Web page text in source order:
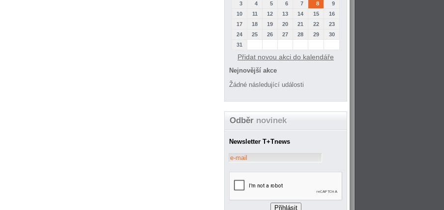
3
4 5 6 7 8
9
10
11 12 13 14 15
16
17
18 19 20 21 22
23
24
25 26 27 28 29
30
31
Přidat novou akci do kalendáře
Nejnovější akce
Žádné následující události
Odběr novinek
Newsletter T+Tnews